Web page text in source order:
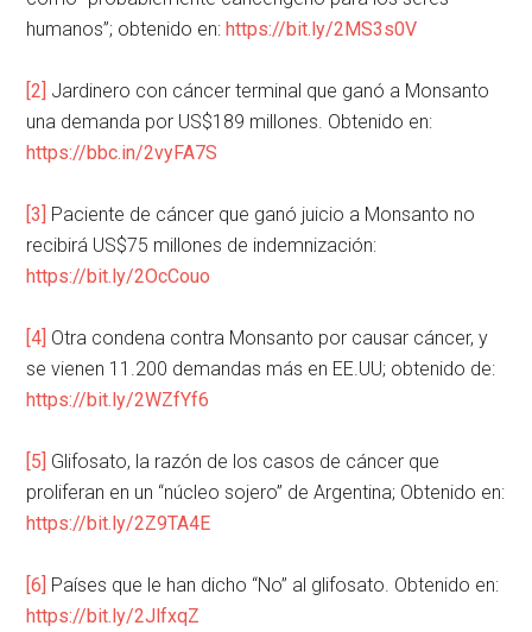
humanos”; obtenido en: https://bit.ly/2MS3s0V
[2] Jardinero con cáncer terminal que ganó a Monsanto
una demanda por US$189 millones. Obtenido en:
https://bbc.in/2vyFA7S
[3]
Paciente de cáncer que ganó juicio a Monsanto no
recibirá US$75 millones de indemnización:
https://bit.ly/2OcCouo
[4] Otra condena contra Monsanto por causar cáncer, y
se vienen 11.200 demandas más en EE.UU; obtenido de:
https://bit.ly/2WZfYf6
[5] Glifosato, la razón de los casos de cáncer que
proliferan en un “núcleo sojero” de Argentina; Obtenido en:
https://bit.ly/2Z9TA4E
[6] Países que le han dicho “No” al glifosato. Obtenido en:
https://bit.ly/2JlfxqZ